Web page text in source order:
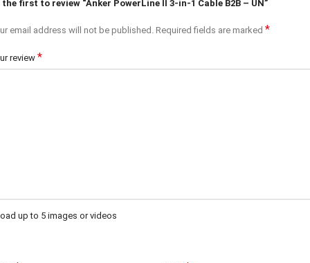
the first to review “Anker PowerLine II 3-in-1 Cable B2B – UN”
email address will not be published. Required fields are marked *
review *
up to 5 images or videos